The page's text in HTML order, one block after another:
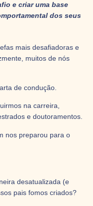
e criar uma base
dos seus
mais desafiadoras e
muitos de nós
de condução.
na carreira,
e doutoramentos.
nos preparou para o
desatualizada (e
pais fomos criados?